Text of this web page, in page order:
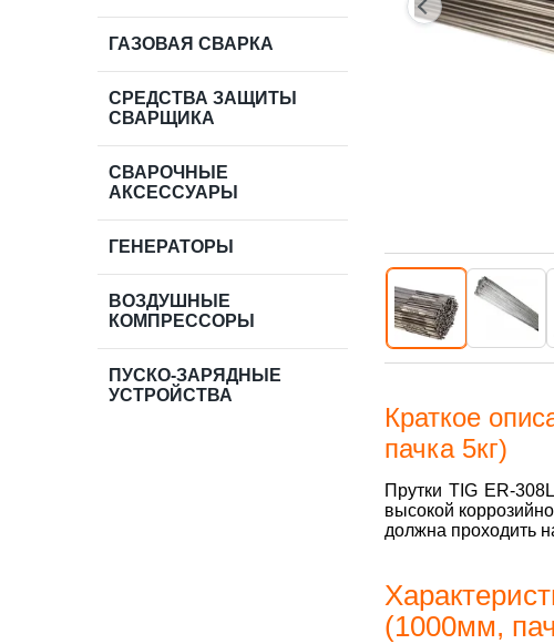
Краткое
пачка 5кг)
Прутки TIG ER-
высокой
должна проходить
(1000мм,
ГАЗОВАЯ СВАРКА
СРЕДСТВА ЗАЩИТЫ
СВАРЩИКА
СВАРОЧНЫЕ
АКСЕССУАРЫ
ГЕНЕРАТОРЫ
ВОЗДУШНЫЕ
КОМПРЕССОРЫ
ПУСКО-ЗАРЯДНЫЕ
УСТРОЙСТВА